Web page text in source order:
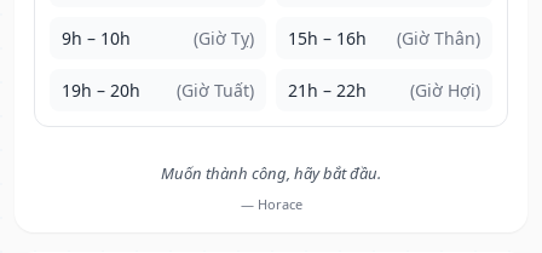
9h – 10h (Giờ Tỵ) 15h – 16h (Giờ Thân)
19h – 20h (Giờ Tuất) 21h – 22h (Giờ Hợi)
Muốn thành công, hãy bắt đầu.
— Horace